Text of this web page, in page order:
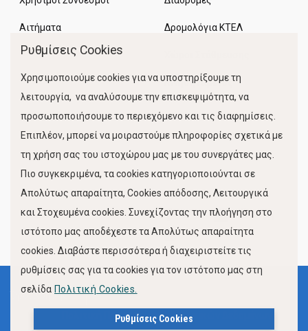
Αιτήματα Δρομολόγια ΚΤΕΛ
Κίνηση Λιμένος
FOLLOW US
Όροι Χρήσης
Πολιτική Προστασίας Προσωπικών Δεδομένων
Ρυθμίσεις Cookies
Χρησιμοποιούμε cookies για να υποστηρίξουμε τη
λειτουργία, να αναλύσουμε την επισκεψιμότητα, να
προσωποποιήσουμε το περιεχόμενο και τις διαφημίσεις.
Επιπλέον, μπορεί να μοιραστούμε πληροφορίες σχετικά με
τη χρήση σας του ιστοχώρου μας με του συνεργάτες μας.
Πιο συγκεκριμένα, τα cookies κατηγοριοποιούνται σε
Απολύτως απαραίτητα, Cookies απόδοσης, Λειτουργικά
και Στοχευμένα cookies. Συνεχίζοντας την πλοήγηση στο
ιστότοπο μας αποδέχεστε τα Απολύτως απαραίτητα
cookies. Διαβάστε περισσότερα ή διαχειριστείτε τις
ρυθμίσεις σας για τα cookies για τον ιστότοπο μας στη
σελίδα Πολιτική Cookies.
Ρυθμίσεις Cookies